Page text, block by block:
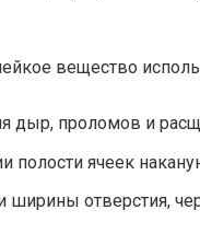
вещество
дыр, проломов и
полости ячеек
ширины отверстия,